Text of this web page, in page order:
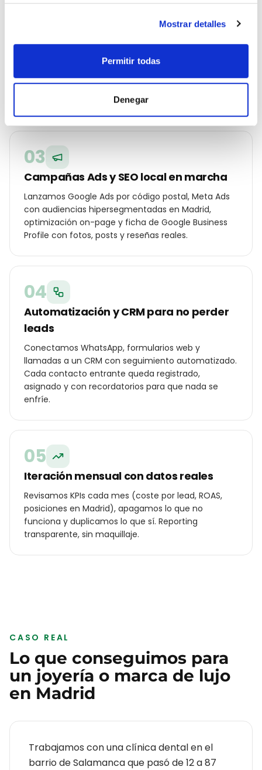
Mostrar detalles
Permitir todas
Denegar
02
Estrategia geolocalizada por barrio
palabras clave por distrito (Salamanca, Chamberí,
cliente local y oferta diferencial frente a los otros
joyería o marca de lujo de la ciudad.
03
Campañas Ads y SEO local en marcha
Lanzamos Google Ads por código postal, Meta Ads
con audiencias hipersegmentadas en Madrid,
optimización on-page y ficha de Google Business
Profile con fotos, posts y reseñas reales.
04
Automatización y CRM para no perder
leads
Conectamos WhatsApp, formularios web y
llamadas a un CRM con seguimiento automatizado.
Cada contacto entrante queda registrado,
asignado y con recordatorios para que nada se
enfríe.
05
Iteración mensual con datos reales
Revisamos KPIs cada mes (coste por lead, ROAS,
posiciones en Madrid), apagamos lo que no
funciona y duplicamos lo que sí. Reporting
transparente, sin maquillaje.
CASO REAL
Lo que conseguimos para
un joyería o marca de lujo
en Madrid
Trabajamos con una clínica dental en el
barrio de Salamanca que pasó de 12 a 87